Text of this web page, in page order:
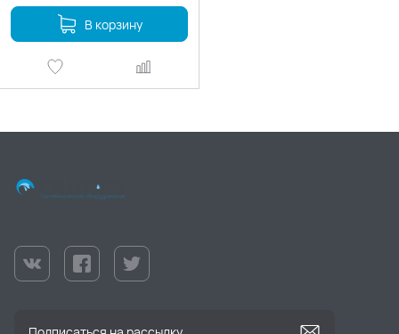
В корзину